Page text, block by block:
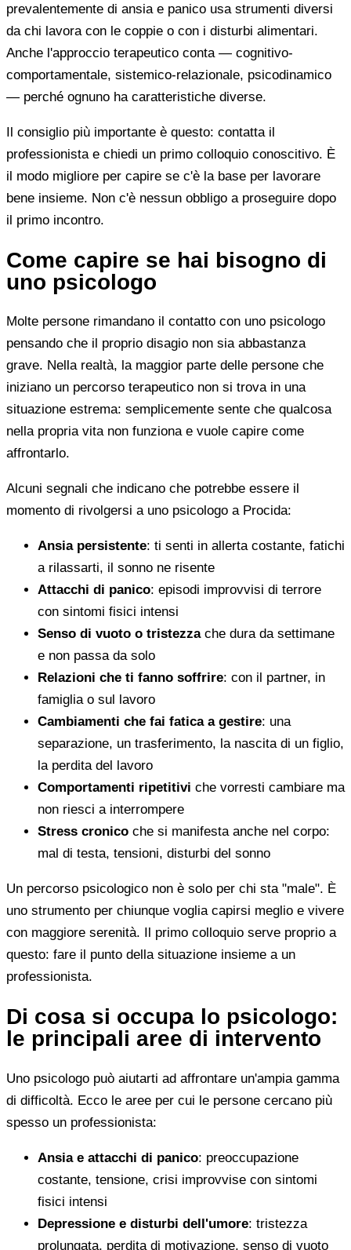
prevalentemente di ansia e panico usa strumenti diversi
da chi lavora con le coppie o con i disturbi alimentari.
Anche l'approccio terapeutico conta — cognitivo-
comportamentale, sistemico-relazionale, psicodinamico
— perché ognuno ha caratteristiche diverse.
Il consiglio più importante è questo: contatta il
professionista e chiedi un primo colloquio conoscitivo. È
il modo migliore per capire se c'è la base per lavorare
bene insieme. Non c'è nessun obbligo a proseguire dopo
il primo incontro.
Come capire se hai bisogno di
uno psicologo
Molte persone rimandano il contatto con uno psicologo
pensando che il proprio disagio non sia abbastanza
grave. Nella realtà, la maggior parte delle persone che
iniziano un percorso terapeutico non si trova in una
situazione estrema: semplicemente sente che qualcosa
nella propria vita non funziona e vuole capire come
affrontarlo.
Alcuni segnali che indicano che potrebbe essere il
momento di rivolgersi a uno psicologo a Procida:
Ansia persistente: ti senti in allerta costante, fatichi
a rilassarti, il sonno ne risente
Attacchi di panico: episodi improvvisi di terrore
con sintomi fisici intensi
Senso di vuoto o tristezzache dura da settimane
e non passa da solo
Relazioni che ti fanno soffrire: con il partner, in
famiglia o sul lavoro
Cambiamenti che fai fatica a gestire: una
separazione, un trasferimento, la nascita di un figlio,
la perdita del lavoro
Comportamenti ripetitivi che vorresti cambiare ma
non riesci a interrompere
Stress cronico che si manifesta anche nel corpo:
mal di testa, tensioni, disturbi del sonno
Un percorso psicologico non è solo per chi sta "male". È
uno strumento per chiunque voglia capirsi meglio e vivere
con maggiore serenità. Il primo colloquio serve proprio a
questo: fare il punto della situazione insieme a un
professionista.
Di cosa si occupa lo psicologo:
le principali aree di intervento
Uno psicologo può aiutarti ad affrontare un'ampia gamma
di difficoltà. Ecco le aree per cui le persone cercano più
spesso un professionista:
Ansia e attacchi di panico: preoccupazione
costante, tensione, crisi improvvise con sintomi
fisici intensi
Depressione e disturbi dell'umore: tristezza
prolungata, perdita di motivazione, senso di vuoto